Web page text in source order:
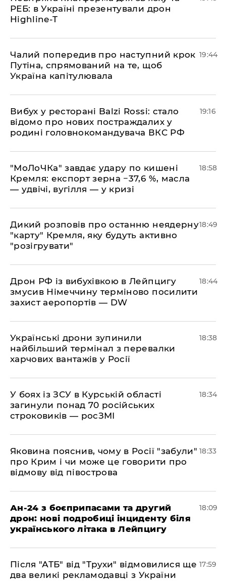
РЕБ: в Україні презентували дрон
Highline-T
​Чалий попередив про наступний крок
Путіна, спрямований на те, щоб
Україна капітулювала
19:44
​Вибух у ресторані Balzi Rossi: стало
відомо про нових постраждалих у
родині головнокомандувача ВКС РФ
19:16
​"МоЛоЧКа" завдає удару по кишені
Кремля: експорт зерна −37,6 %, масла
— удвічі, вугілля — у кризі
18:58
​Дикий розповів про останню неядерну
"карту" Кремля, яку будуть активно
"розігрувати"
18:49
​Дрон РФ із вибухівкою в Лейпцигу
змусив Німеччину терміново посилити
захист аеропортів — DW
18:44
​Українські дрони зупинили
найбільший термінал з перевалки
харчових вантажів у Росії
18:38
​У боях із ЗСУ в Курській області
загинули понад 70 російських
строковиків — росЗМІ
18:34
​Яковина пояснив, чому в Росії "забули"
про Крим і чи може це говорити про
відмову від півострова
18:33
​Ан-24 з боєприпасами та другий
дрон: нові подробиці інциденту біля
українського літака в Лейпцигу
18:09
​Після "АТБ" від "Трухи" відмовилися ще
два великі рекламодавці з України
17:59